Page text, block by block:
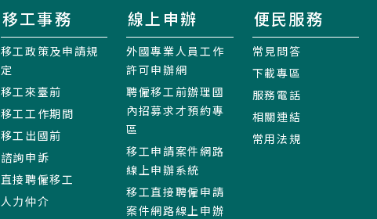
移工事務
移工政策及申請規
定
移工來臺前
移工工作期間
移工出國前
諮詢申訴
直接聘僱移工
人力仲介
線上申辦
外國專業人員工作
許可申辦網
聘僱移工前辦理國
內招募求才預約專
區
移工申請案件網路
線上申辦系統
移工直接聘僱申請
案件網路線上申辦
便民服務
常見問答
下載專區
服務電話
相關連結
常用法規